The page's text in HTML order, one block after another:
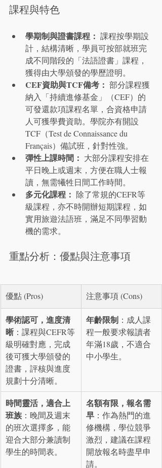
課程與特色
學期制與證書課程： 課程按學期設
計，結構清晰，學員可按部就班完
成不同階段的「法語證書」課程，
獲得由大學頒發的學歷證明。
CEF資助與TCF備考： 部分課程獲
納入「持續進修基金」（CEF）的
可發還款項課程名單，合資格申請
人可獲學費資助。學院亦有開設
TCF（Test de Connaissance du
Français）備試班，針對性強。
彈性上課時間： 大部分課程安排在
平日晚上或週末，方便在職人士報
讀，無需犧牲日間工作時間。
多元化課程： 除了常規的CEFR等
級課程，亦不時開辦短期課程，如
實用旅遊法語班，滿足不同學習動
機的需求。
重點分析：優點與注意事項
優點 (Pros) 注意事項 (Cons)
學術認可，進度清
晰 ：課程與CEFR等
級明確對應，完成
後可獲大學頒發的
證書，評核與進度
規劃十分清晰。
年齡限制 ：成人課
程一般要求報讀者
年滿18歲，不適合
中小學生。
時間靈活，適合上
班族 ：晚間及週末
的班次選擇多，能
迎合大部分兼讀制
學生的時間表。
名額有限，報名需
早 ：作為熱門的進
修機構，學位競爭
激烈，建議在課程
開放報名時盡早申
請。